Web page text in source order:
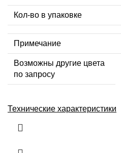
Кол-во в упаковке
Примечание
Возможны другие цвета
по запросу
Технические характеристики